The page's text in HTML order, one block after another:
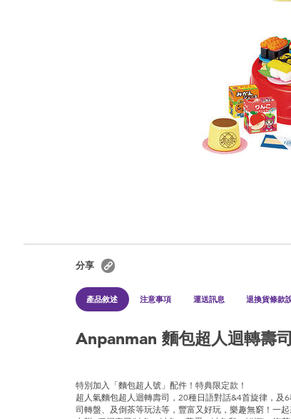
分享
產品敘述 注意事項 運送訊息 退換貨條款
Anpanman 麵包超人迴轉壽
特別加入「麵包超人號」配件！特典限定款！
超人氣麵包超人迴轉壽司，20種日語對話&4首旋律，
司轉盤、及倒茶等玩法等，豐富又好玩，樂趣無窮！一起